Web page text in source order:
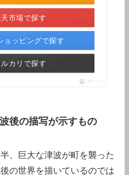
市場で探す
ョッピングで探す
ルカリで探す
ポチップ
後の描写が示すもの
、巨大な津波が町を襲った
の世界を描いているのでは